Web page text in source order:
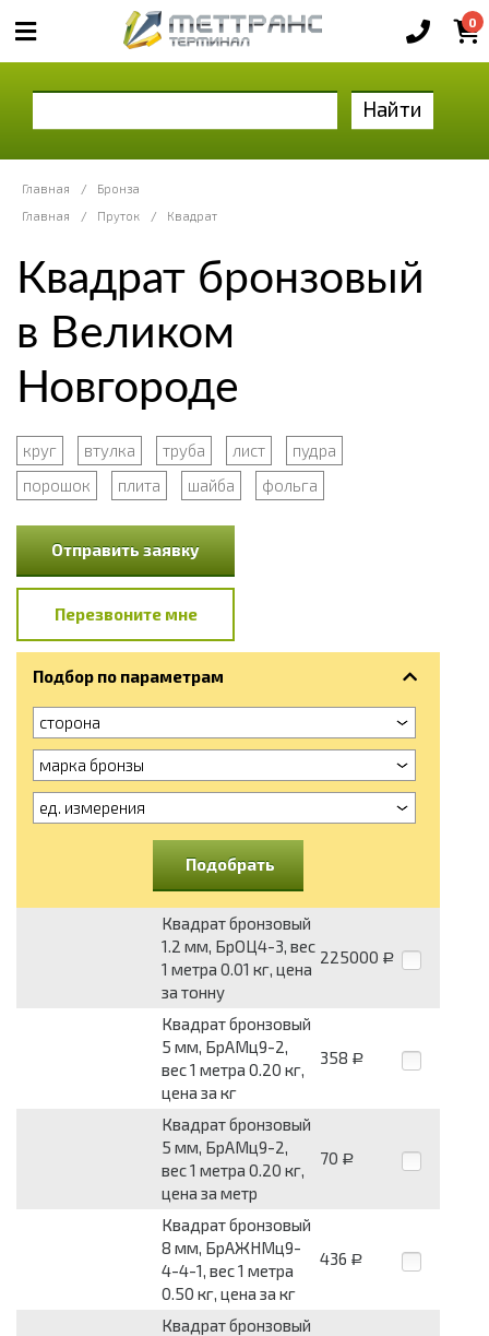
0
Найти
Главная /
Бронза
Главная
/ Пруток / Квадрат
Квадрат бронзовый
в Великом
Новгороде
круг втулка труба лист
пудра
порошок
плита шайба фольга
Отправить заявку
Перезвоните мне
Подбор по параметрам
сторона
марка бронзы
ед. измерения
Подобрать
Квадрат бронзовый
1.2 мм, БрОЦ4-3, вес
1 метра 0.01 кг, цена
за тонну
225000 Р
Квадрат бронзовый
5 мм, БрАМц9-2,
вес 1 метра 0.20 кг,
цена за кг
358 Р
Квадрат бронзовый
5 мм, БрАМц9-2,
вес 1 метра 0.20 кг,
цена за метр
70 Р
Квадрат бронзовый
8 мм, БрАЖНМц9-
4-4-1, вес 1 метра
0.50 кг, цена за кг
436 Р
Квадрат бронзовый